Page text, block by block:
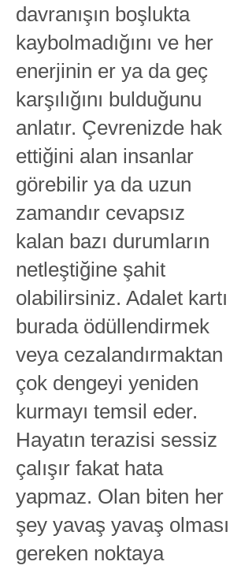
davranışın boşlukta
kaybolmadığını ve her
enerjinin er ya da geç
karşılığını bulduğunu
anlatır. Çevrenizde hak
ettiğini alan insanlar
görebilir ya da uzun
zamandır cevapsız
kalan bazı durumların
netleştiğine şahit
olabilirsiniz. Adalet kartı
burada ödüllendirmek
veya cezalandırmaktan
çok dengeyi yeniden
kurmayı temsil eder.
Hayatın terazisi sessiz
çalışır fakat hata
yapmaz. Olan biten her
şey yavaş yavaş olması
gereken noktaya